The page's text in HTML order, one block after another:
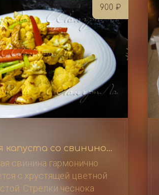
900 ₽
Цветная капуста со свининой / 肉炒菜花
свинина гармонично
с хрустящей цветной
Стрелки чеснока